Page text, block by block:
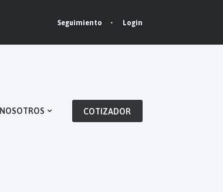
Seguimiento Login
NOSOTROS COTIZADOR